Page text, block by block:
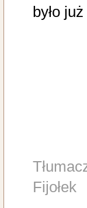
było
Fijołek